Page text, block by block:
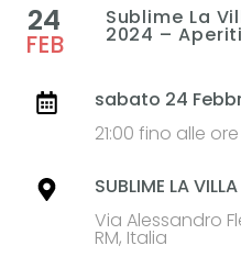
24
FEB
Sublime La
2024 –
sabato 24
21:00 fino alle
SUBLIME LA VILLA
Via Alessandro
RM, Italia